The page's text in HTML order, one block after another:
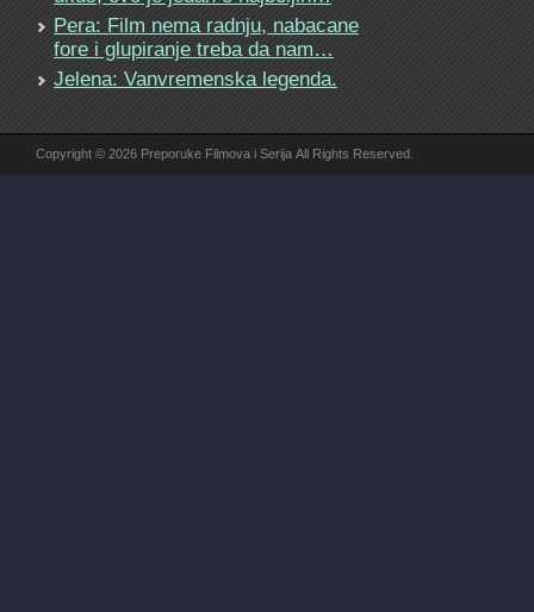
Pera: Film nema radnju, nabacane
fore i glupiranje treba da nam…
Jelena: Vanvremenska legenda.
Copyright © 2026 Preporuke Filmova i Serija All Rights Reserved.